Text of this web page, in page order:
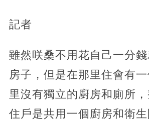
記者
雖然咲桑不用花自己一分
房子，但是在那里住會有
里沒有獨立的廚房和廁所
住戶是共用一個廚房和衛生